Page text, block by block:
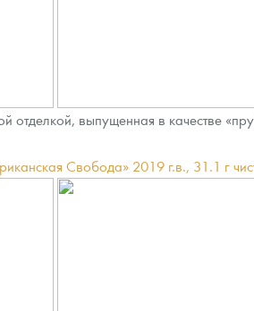
отделкой, выпущенная в качестве
Свобода» 2019 г.в., 31.1 г